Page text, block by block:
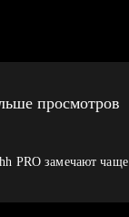
просмотров
PRO замечают чаще